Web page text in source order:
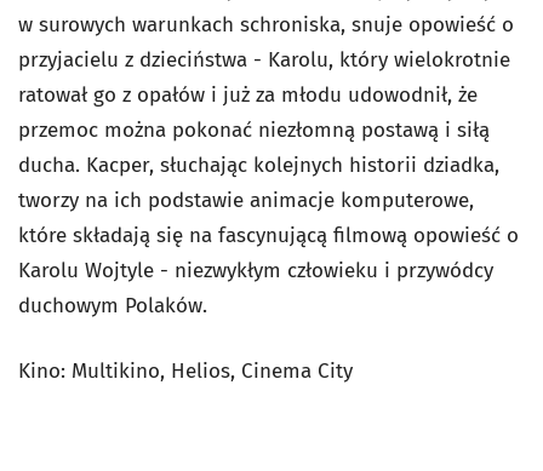
w surowych warunkach schroniska, snuje opowieść o
przyjacielu z dzieciństwa - Karolu, który wielokrotnie
ratował go z opałów i już za młodu udowodnił, że
przemoc można pokonać niezłomną postawą i siłą
ducha. Kacper, słuchając kolejnych historii dziadka,
tworzy na ich podstawie animacje komputerowe,
które składają się na fascynującą filmową opowieść o
Karolu Wojtyle - niezwykłym człowieku i przywódcy
duchowym Polaków.
Kino: Multikino, Helios, Cinema City